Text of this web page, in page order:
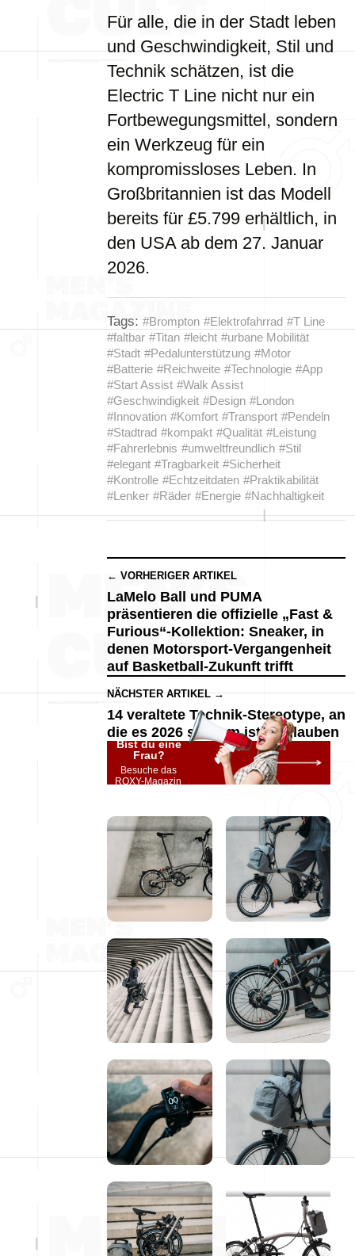
Für alle, die in der Stadt leben
und Geschwindigkeit, Stil und
Technik schätzen, ist die
Electric T Line nicht nur ein
Fortbewegungsmittel, sondern
ein Werkzeug für ein
kompromissloses Leben. In
Großbritannien ist das Modell
bereits für £5.799 erhältlich, in
den USA ab dem 27. Januar
2026.
Tags: #Brompton #Elektrofahrrad #T Line
#faltbar #Titan #leicht #urbane Mobilität
#Stadt #Pedalunterstützung #Motor
#Batterie #Reichweite #Technologie #App
#Start Assist #Walk Assist
#Geschwindigkeit #Design #London
#Innovation #Komfort #Transport #Pendeln
#Stadtrad #kompakt #Qualität #Leistung
#Fahrerlebnis #umweltfreundlich #Stil
#elegant #Tragbarkeit #Sicherheit
#Kontrolle #Echtzeitdaten #Praktikabilität
#Lenker #Räder #Energie #Nachhaltigkeit
← VORHERIGER ARTIKEL
LaMelo Ball und PUMA
präsentieren die offizielle „Fast &
Furious“-Kollektion: Sneaker, in
denen Motorsport-Vergangenheit
auf Basketball-Zukunft trifft
NÄCHSTER ARTIKEL →
14 veraltete Technik-Stereotype, an
die es 2026 seltsam ist zu glauben
Bist du eine
Frau?
Besuche das
ROXY-Magazin